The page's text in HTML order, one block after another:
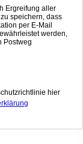
Ergreifung aller
speichern, dass
per E-Mail
werden,
Postweg
hier